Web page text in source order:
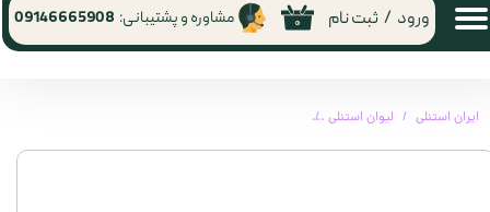
۰ ورود / ثبت نام مشاوره و پشتیبانی: 09146665908
ایران استنلی لیوان استنلی